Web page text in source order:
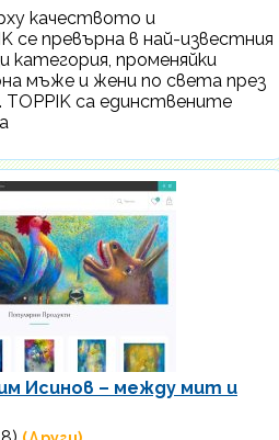
качеството и
се превърна в най-известния
категория, променяйки
мъже и жени по света през
са единствените
Исинов – между мит и